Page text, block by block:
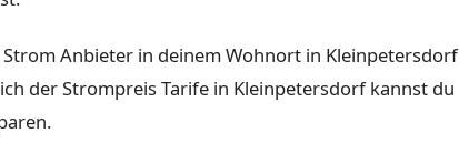
Anbieter in deinem Wohnort in Kleinpetersdorf
der Strompreis Tarife in Kleinpetersdorf kannst du